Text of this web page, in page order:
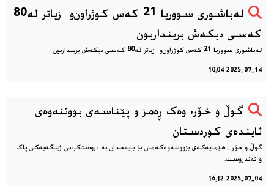
لەباشوری سووریا 21 کەس کوژراون‌و زیاتر لە80
کەسی دیکەش برینداربون
لەباشوری سووریا 21 کەس کوژراون‌و زیاتر لە80 کەسی دیکەش برینداربون
2025-07-14 10:04
گوڵ و خۆر, وه‌ک ڕه‌مز و پێناسه‌ی بووتنه‌وه‌ی
ئاینده‌ی کوردستان
گوڵ و خۆر ، هێمایه‌که‌ی بزووتنه‌وه‌که‌مان بۆ بایه‌خدان به دروستکردنی ژینگه‌یه‌کی پاک
و ته‌ندروست.
2025-07-04 16:12